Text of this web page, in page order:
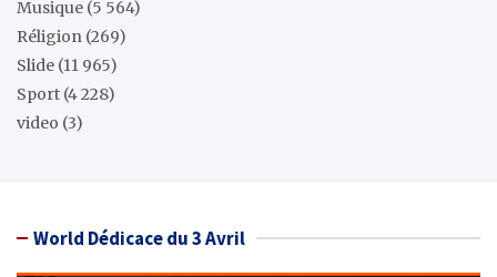
Musique (5 564)
Réligion (269)
Slide (11 965)
Sport (4 228)
video (3)
World Dédicace du 3 Avril